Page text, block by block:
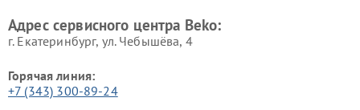
Адрес сервисного центра Beko:
г. Екатеринбург, ул. Чебышёва, 4
Горячая линия:
+7 (343) 300-89-24